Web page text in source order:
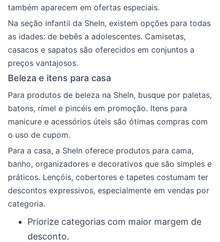
também aparecem em ofertas especiais.
Na seção infantil da SheIn, existem opções para todas
as idades: de bebês a adolescentes. Camisetas,
casacos e sapatos são oferecidos em conjuntos a
preços vantajosos.
Beleza e itens para casa
Para produtos de beleza na SheIn, busque por paletas,
batons, rímel e pincéis em promoção. Itens para
manicure e acessórios úteis são ótimas compras com
o uso de cupom.
Para a casa, a SheIn oferece produtos para cama,
banho, organizadores e decorativos que são simples e
práticos. Lençóis, cobertores e tapetes costumam ter
descontos expressivos, especialmente em vendas por
categoria.
Priorize categorias com maior margem de
desconto.